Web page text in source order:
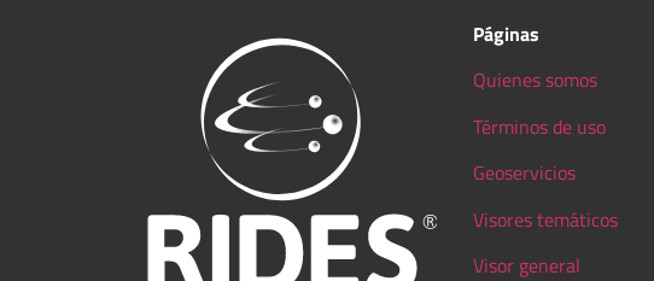
Páginas
Quienes somos
Términos de uso
Geoservicios
Visores temáticos
Visor general